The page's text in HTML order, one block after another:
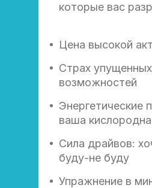
которые вас
Цена высокой
Страх упущенных
возможностей
Энергетические
ваша
Сила драйвов:
буду-не буду
Упражнение в